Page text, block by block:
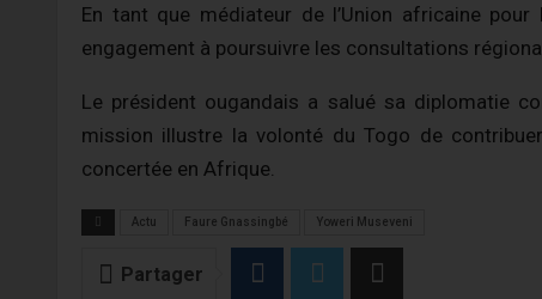
En tant que médiateur de l’Union africaine
engagement à poursuivre les consultations
Le président ougandais a salué sa diplomatie
mission illustre la volonté du Togo de
concertée en Afrique.
Actu Faure Gnassingbé Yoweri Museveni
Partager